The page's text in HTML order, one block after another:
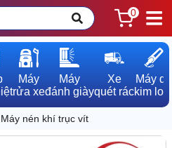
0
Máy
rửa xe
Máy
đánh giày
Xe
quét rác
Máy dò
kim loại
Máy nén khí trục vít